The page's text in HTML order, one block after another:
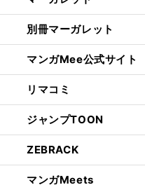
別冊マーガレット
マンガMee公式サイト
リマコミ
ジャンプTOON
ZEBRACK
マンガMeets